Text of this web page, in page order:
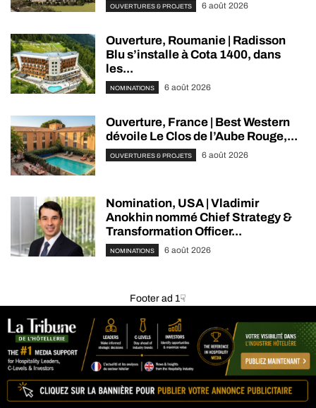
OUVERTURES & PROJETS 6 août 2026
Ouverture, Roumanie | Radisson
Blu s’installe à Cota 1400, dans
les...
NOMINATIONS 6 août 2026
Ouverture, France | Best Western
dévoile Le Clos de l’Aube Rouge,...
OUVERTURES & PROJETS 6 août 2026
Nomination, USA | Vladimir
Anokhin nommé Chief Strategy &
Transformation Officer...
NOMINATIONS 6 août 2026
Footer ad 1☟